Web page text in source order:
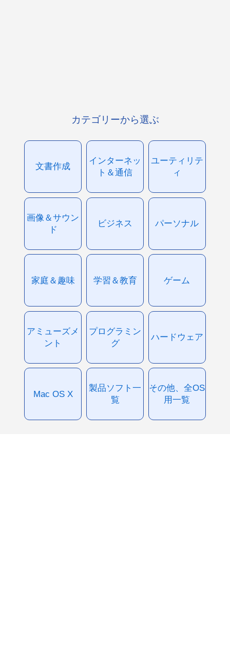
カテゴリーから選ぶ
文書作成
インターネッ
ト＆通信
ユーティリテ
ィ
画像＆サウン
ド
ビジネス パーソナル
家庭＆趣味 学習＆教育 ゲーム
アミューズメ
ント
プログラミン
グ
ハードウェア
Mac OS X
製品ソフト一
覧
その他、全OS
用一覧